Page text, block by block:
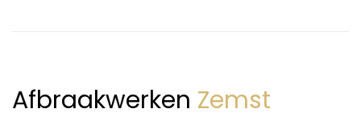
Afbraakwerken Zemst